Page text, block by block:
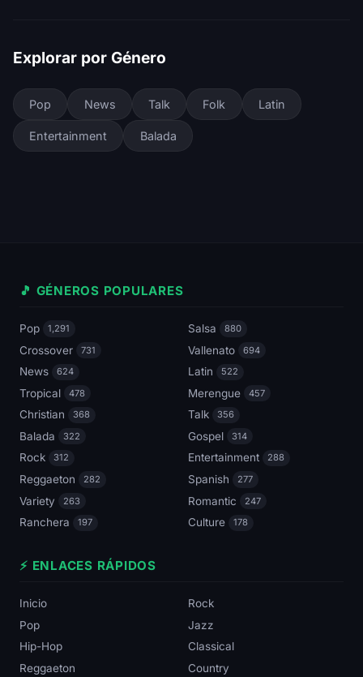
Explorar por Género
Pop News Talk Folk Latin
Entertainment Balada
🎵 GÉNEROS POPULARES
Pop 1,291 Salsa 880
Crossover 731 Vallenato 694
News 624 Latin 522
Tropical 478 Merengue 457
Christian 368 Talk 356
Balada 322 Gospel 314
Rock 312 Entertainment 288
Reggaeton 282 Spanish 277
Variety 263 Romantic 247
Ranchera 197 Culture 178
⚡ ENLACES RÁPIDOS
Inicio
Rock
Pop
Jazz
Hip-Hop
Classical
Reggaeton
Country